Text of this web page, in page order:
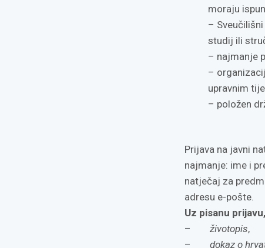
moraju
–
studij ili
– najmanje
–
upravnim
– položen
Prijava na javni
najmanje: ime i
natječaj za
adresu e-pošte.
Uz pisanu
– životopis,
– dokaz o